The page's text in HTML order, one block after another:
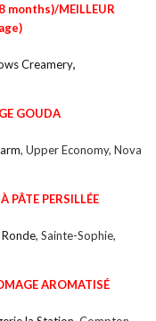
months)/MEILLEUR
Creamery,
GOUDA
, Upper Economy, Nova
PÂTE PERSILLÉE
, Sainte-Sophie,
AROMATISÉ